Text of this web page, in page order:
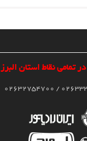
تمامی نقاط استان البرز